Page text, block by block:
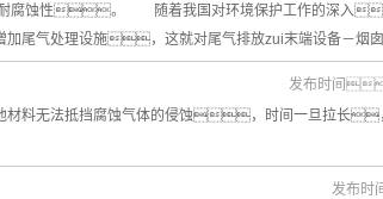
耐腐蚀性。 随着我国对环境保护工作的深入
气处理设施，这就对尾气排放zui末端设备－烟
材料无法抵挡腐蚀气体的侵蚀，时间一旦拉长
发布时间
发布